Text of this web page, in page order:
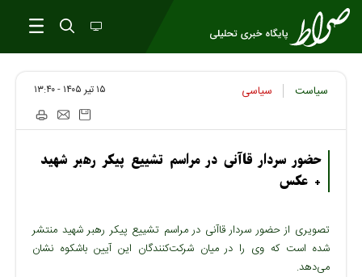
سیاست سیاسی ۱۵ تير ۱۴۰۵ - ۱۳:۴۰
حضور سردار قاآنی در مراسم تشییع پیکر رهبر شهید
+ عکس
تصویری از حضور سردار قاآنی در مراسم تشییع پیکر رهبر شهید منتشر
شده است که وی را در میان شرکت‌کنندگان این آیین باشکوه نشان
می‌دهد.